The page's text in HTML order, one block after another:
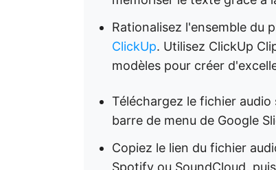
Rationalisez l'ensemble du
ClickUp. Utilisez ClickUp
modèles pour créer
Téléchargez le fichier audio
barre de menu de Google
Copiez le lien du fichier
Spotify ou SoundCloud,